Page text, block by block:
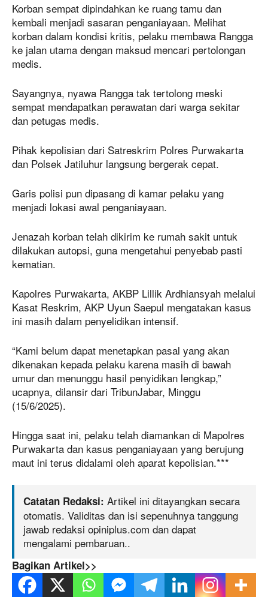
Korban sempat dipindahkan ke ruang tamu dan
kembali menjadi sasaran penganiayaan. Melihat
korban dalam kondisi kritis, pelaku membawa Rangga
ke jalan utama dengan maksud mencari pertolongan
medis.
Sayangnya, nyawa Rangga tak tertolong meski
sempat mendapatkan perawatan dari warga sekitar
dan petugas medis.
Pihak kepolisian dari Satreskrim Polres Purwakarta
dan Polsek Jatiluhur langsung bergerak cepat.
Garis polisi pun dipasang di kamar pelaku yang
menjadi lokasi awal penganiayaan.
Jenazah korban telah dikirim ke rumah sakit untuk
dilakukan autopsi, guna mengetahui penyebab pasti
kematian.
Kapolres Purwakarta, AKBP Lillik Ardhiansyah melalui
Kasat Reskrim, AKP Uyun Saepul mengatakan kasus
ini masih dalam penyelidikan intensif.
“Kami belum dapat menetapkan pasal yang akan
dikenakan kepada pelaku karena masih di bawah
umur dan menunggu hasil penyidikan lengkap,”
ucapnya, dilansir dari TribunJabar, Minggu
(15/6/2025).
Hingga saat ini, pelaku telah diamankan di Mapolres
Purwakarta dan kasus penganiayaan yang berujung
maut ini terus didalami oleh aparat kepolisian.***
Catatan Redaksi: Artikel ini ditayangkan secara
otomatis. Validitas dan isi sepenuhnya tanggung
jawab redaksi opiniplus.com dan dapat
mengalami pembaruan..
Bagikan Artikel>>